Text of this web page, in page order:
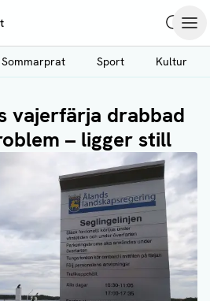
Sommarprat Sport Kultur
vajerfärja drabbad
– ligger still